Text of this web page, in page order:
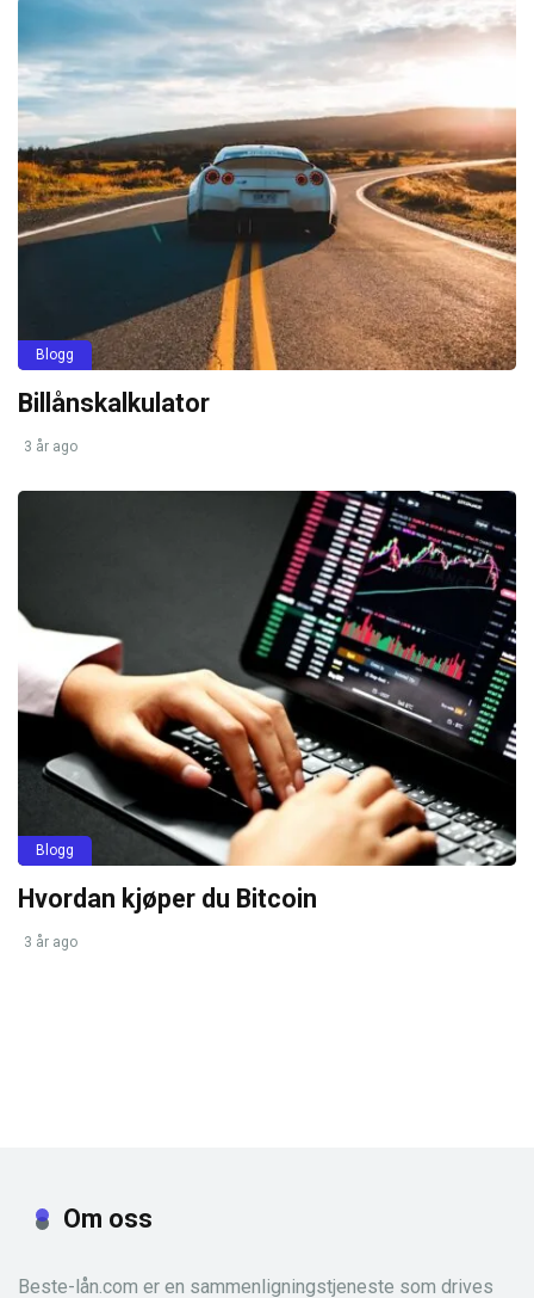
Blogg
Billånskalkulator
3 år ago
Blogg
Hvordan kjøper du Bitcoin
3 år ago
Om oss
Beste-lån.com er en sammenligningstjeneste som drives